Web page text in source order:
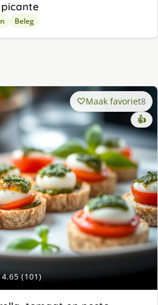
Beleg
4.65 (101)
Maak favoriet8
👍